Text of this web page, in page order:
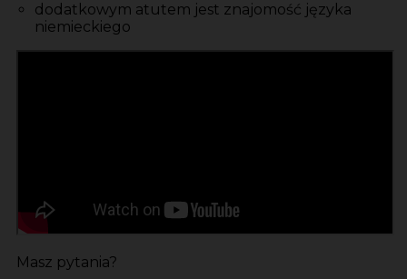
dodatkowym atutem jest znajomość języka
niemieckiego
Masz pytania?